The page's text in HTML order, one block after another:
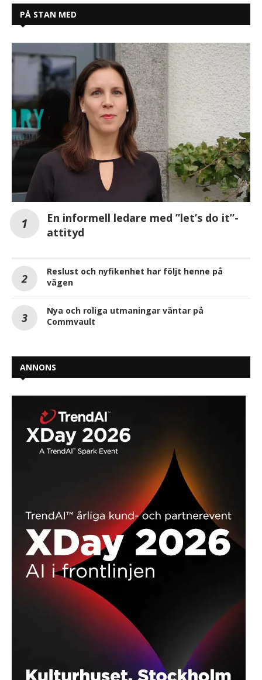
PÅ STAN MED
En informell ledare med ”let’s do it”-
attityd
Reslust och nyfikenhet har följt henne på
vägen
Nya och roliga utmaningar väntar på
Commvault
ANNONS